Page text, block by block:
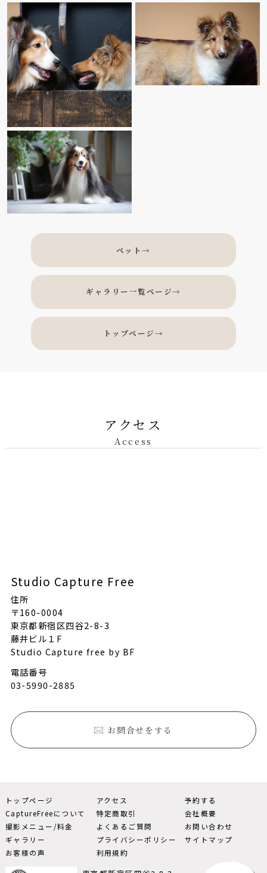
ペット→
ギャラリー一覧ページ→
トップページ→
アクセス
Access
Studio Capture Free
住所
〒160-0004
東京都新宿区四谷2-8-3
藤井ビル１F
Studio Capture free by BF
電話番号
03-5990-2885
お問合せをする
トップページ
CaptureFreeについて
撮影メニュー/料金
ギャラリー
お客様の声
アクセス
特定商取引
よくあるご質問
プライバシーポリシー
利用規約
予約する
会社概要
お問い合わせ
サイトマップ